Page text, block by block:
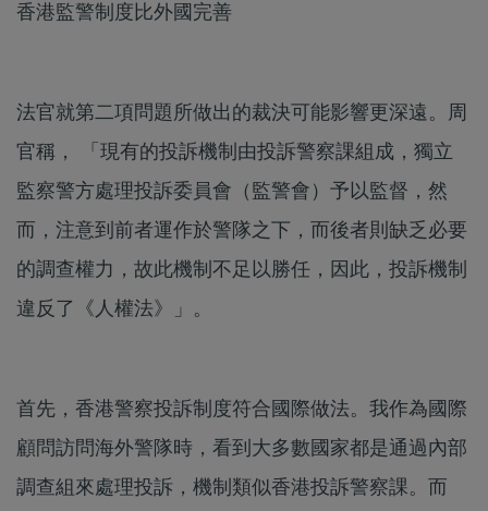
香港監警制度比外國完善
法官就第二項問題所做出的裁決可能影響更深遠。周
官稱， 「現有的投訴機制由投訴警察課組成，獨立
監察警方處理投訴委員會（監警會）予以監督，然
而，注意到前者運作於警隊之下，而後者則缺乏必要
的調查權力，故此機制不足以勝任，因此，投訴機制
違反了《人權法》」。
首先，香港警察投訴制度符合國際做法。我作為國際
顧問訪問海外警隊時，看到大多數國家都是通過內部
調查組來處理投訴，機制類似香港投訴警察課。而